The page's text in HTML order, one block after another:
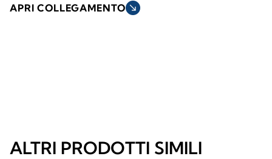
APRI COLLEGAMENTO south_east
ALTRI PRODOTTI SIMILI